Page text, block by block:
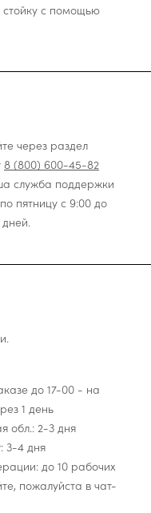
стойку с помощью
через раздел
8 (800) 600-45-82
служба поддержки
пятницу с 9:00 до
до 17-00 - на
1 день
обл.: 2-3 дня
3-4 дня
до 10 рабочих
пожалуйста в чат-